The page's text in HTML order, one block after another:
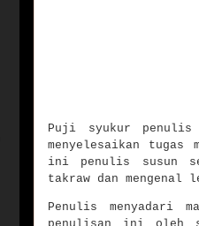
Puji syukur penulis
menyelesaikan tugas
ini penulis susun
takraw dan
Penulis menyadari